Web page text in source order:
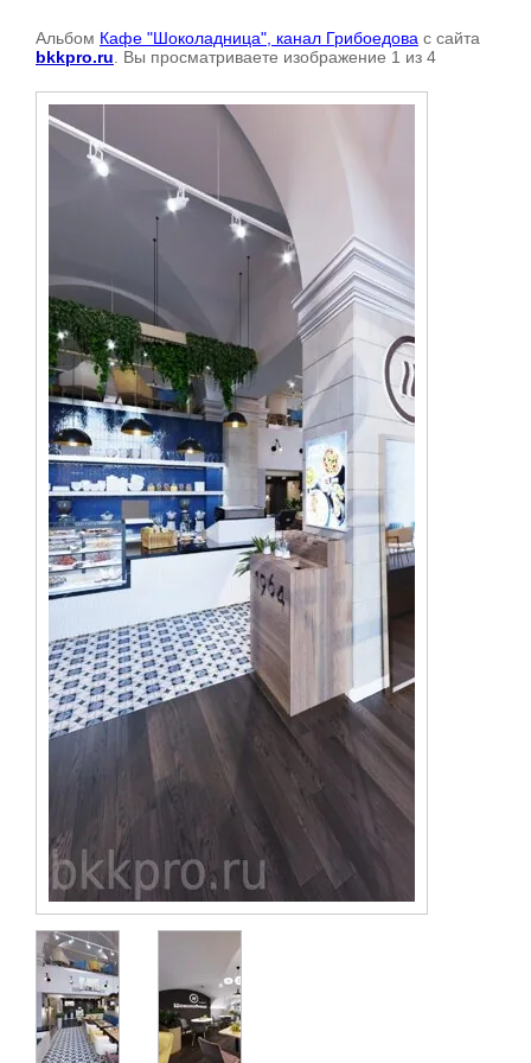
Альбом Кафе "Шоколадница", канал Грибоедова с сайта
bkkpro.ru . Вы просматриваете изображение 1 из 4